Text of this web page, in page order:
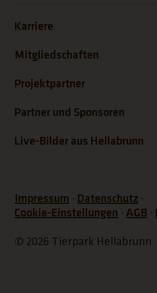
Karriere
Mitgliedschaften
Projektpartner
Partner und Sponsoren
Live-Bilder aus Hellabrunn
Impressum
Datenschutz
Cookie-Einstellungen
AGB
© 2026 Tierpark Hellabrunn